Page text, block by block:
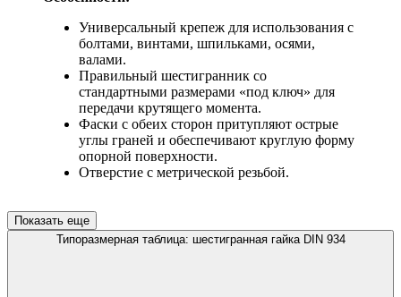
Универсальный крепеж для использования с
болтами, винтами, шпильками, осями,
валами.
Правильный шестигранник со
стандартными размерами «под ключ» для
передачи крутящего момента.
Фаски с обеих сторон притупляют острые
углы граней и обеспечивают круглую форму
опорной поверхности.
Отверстие с метрической резьбой.
Показать еще
Типоразмерная таблица: шестигранная гайка DIN 934